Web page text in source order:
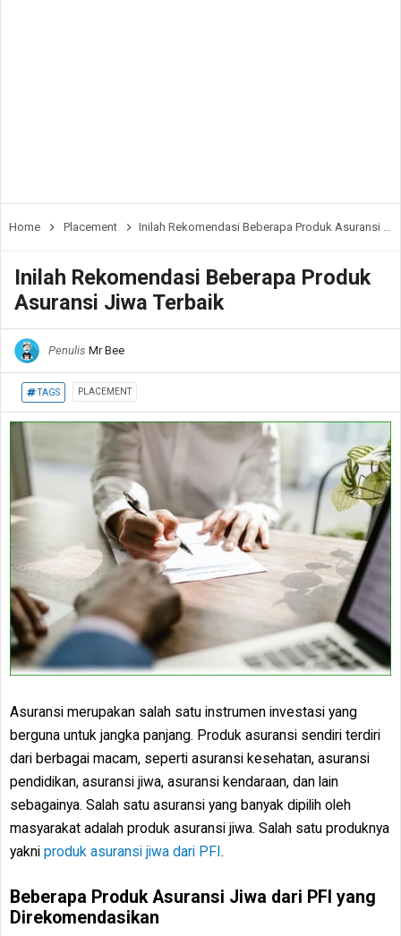
Home Placement Inilah Rekomendasi Beberapa Produk Asuransi Jiwa Terbaik
Inilah Rekomendasi Beberapa Produk
Asuransi Jiwa Terbaik
Penulis Mr Bee
TAGS PLACEMENT
Asuransi merupakan salah satu instrumen investasi yang
berguna untuk jangka panjang. Produk asuransi sendiri terdiri
dari berbagai macam, seperti asuransi kesehatan, asuransi
pendidikan, asuransi jiwa, asuransi kendaraan, dan lain
sebagainya. Salah satu asuransi yang banyak dipilih oleh
masyarakat adalah produk asuransi jiwa. Salah satu produknya
yakni produk asuransi jiwa dari PFI.
Beberapa Produk Asuransi Jiwa dari PFI yang
Direkomendasikan